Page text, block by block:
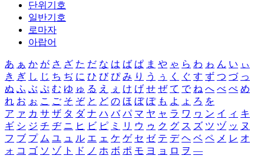
단위기호
일반기호
로마자
아랍어
あ ぁ か が さ ざ た だ な は ば ぱ ま や ゃ ら わ ゎ ん い ぃ
き ぎ し じ ち ぢ に ひ び ぴ み り う ぅ く ぐ す ず つ づ っ
ぬ ふ ぶ ぷ む ゆ ゅ る え ぇ け げ せ ぜ て で ね へ べ ぺ め
れ お ぉ こ ご そ ぞ と ど の ほ ぼ ぽ も よ ょ ろ を
ア ァ カ サ ザ タ ダ ナ ハ バ パ マ ヤ ャ ラ ワ ヮ ン イ ィ キ
ギ シ ジ チ ヂ ニ ヒ ビ ピ ミ リ ウ ゥ ク グ ス ズ ツ ヅ ッ ヌ
フ ブ プ ム ユ ュ ル エ ェ ケ ゲ セ ゼ テ デ ヘ ベ ペ メ レ オ
ォ コ ゴ ソ ゾ ト ド ノ ホ ボ ポ モ ヨ ョ ロ ヲ ―